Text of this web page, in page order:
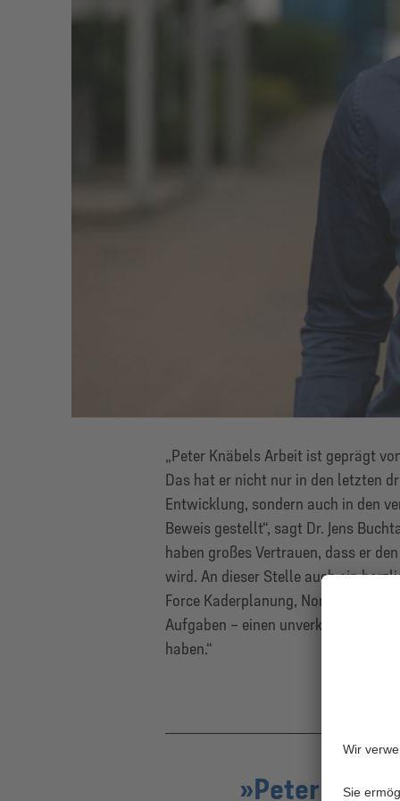
„Peter Knäbels Arbeit ist geprägt
Das hat er nicht nur in den letzten
Entwicklung, sondern auch in den
Beweis gestellt“, sagt Dr. Jens
haben großes Vertrauen, dass er
wird. An dieser Stelle auch ein
Force Kaderplanung, Norbert Elgert
Aufgaben – einen unverkennbaren
haben.“
Peter